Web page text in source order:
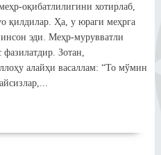
оқибатлилигини хотирлаб,
қилдилар. Ҳа, у юраги меҳрга
эди. Меҳр-мурувватли
Зотан,
алайҳи васаллам: “То мўмин